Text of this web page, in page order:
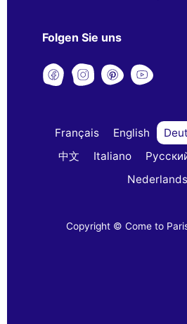
Folgen Sie uns
Français English
中文
Italiano
Nederlands
Copyright © Come to